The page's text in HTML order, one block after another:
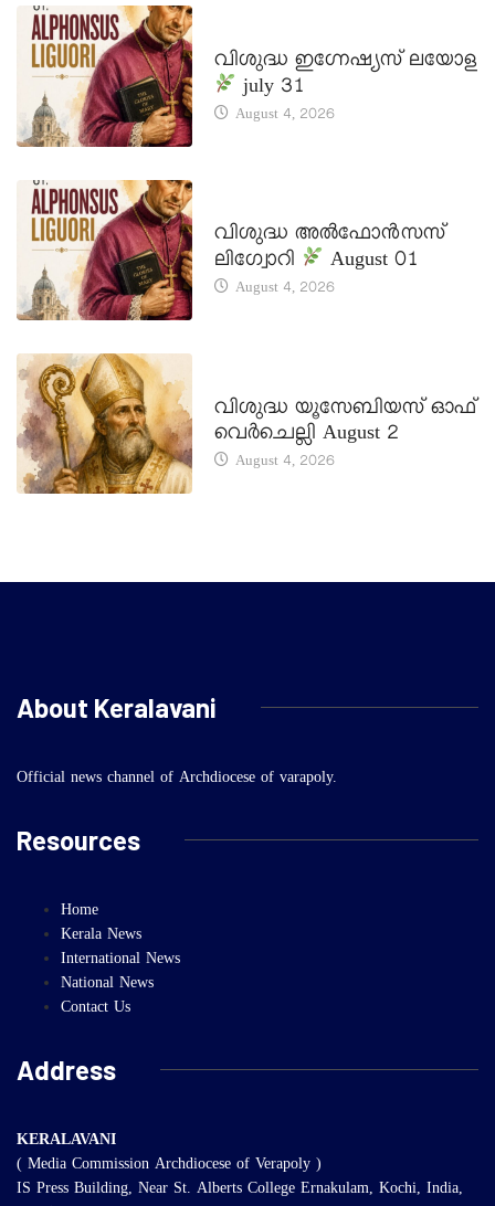
വിശുദ്ധ ഇഗ്നേഷ്യസ് ലയോള
july 31
August 4, 2026
വിശുദ്ധ അൽഫോൻസസ്
ലിഗ്വോറി
August 01
August 4, 2026
വിശുദ്ധ യൂസേബിയസ് ഓഫ്
വെർചെല്ലി August 2
August 4, 2026
About Keralavani
Official news channel of Archdiocese of varapoly.
Resources
Home
Kerala News
International News
National News
Contact Us
Address
KERALAVANI
( Media Commission Archdiocese of Verapoly )
IS Press Building, Near St. Alberts College Ernakulam, Kochi, India,